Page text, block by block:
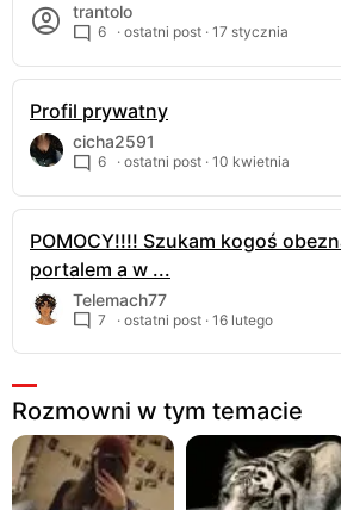
trantolo
6 · ostatni post · 17 stycznia
Profil prywatny
cicha2591
6 · ostatni post · 10 kwietnia
POMOCY!!!! Szukam kogoś
portalem a w ...
Telemach77
7 · ostatni post · 16 lutego
Rozmowni w tym temacie